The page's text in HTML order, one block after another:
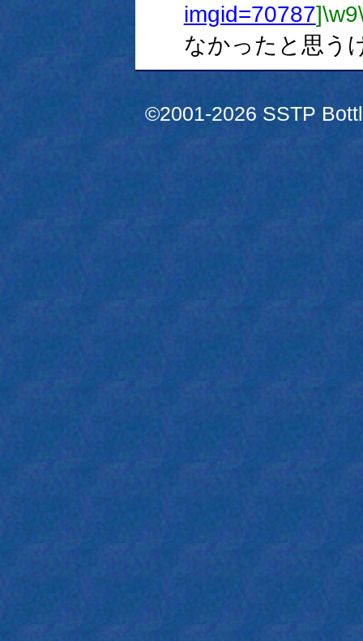
imgid=70787]\w9
なかったと思う
©2001-2026 SSTP